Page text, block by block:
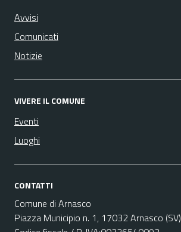
Avvisi
Comunicati
Notizie
VIVERE IL COMUNE
Eventi
Luoghi
CONTATTI
Comune di Arnasco
Piazza Municipio n. 1, 17032 Arnasco (SV)